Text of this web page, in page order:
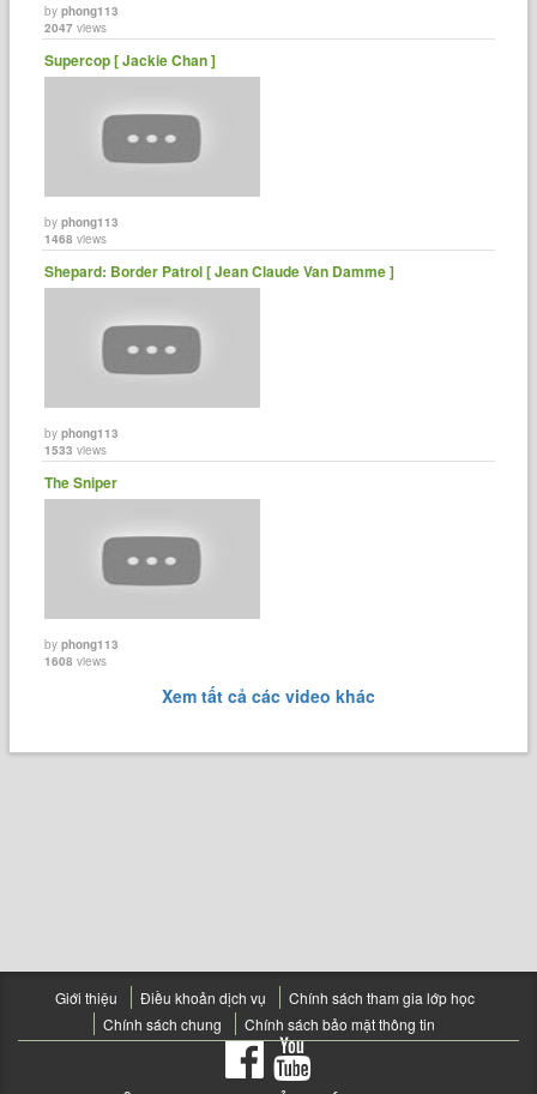
byphong113
2047 views
Supercop [ Jackie Chan ]
byphong113
1468 views
Shepard: Border Patrol [ Jean Claude Van Damme ]
byphong113
1533 views
The Sniper
byphong113
1608 views
Xem tất cả các video khác
Giới thiệu Điều khoản dịch vụ
Chính sách tham gia lớp học
Chính sách chung
Chính sách bảo mật thông tin